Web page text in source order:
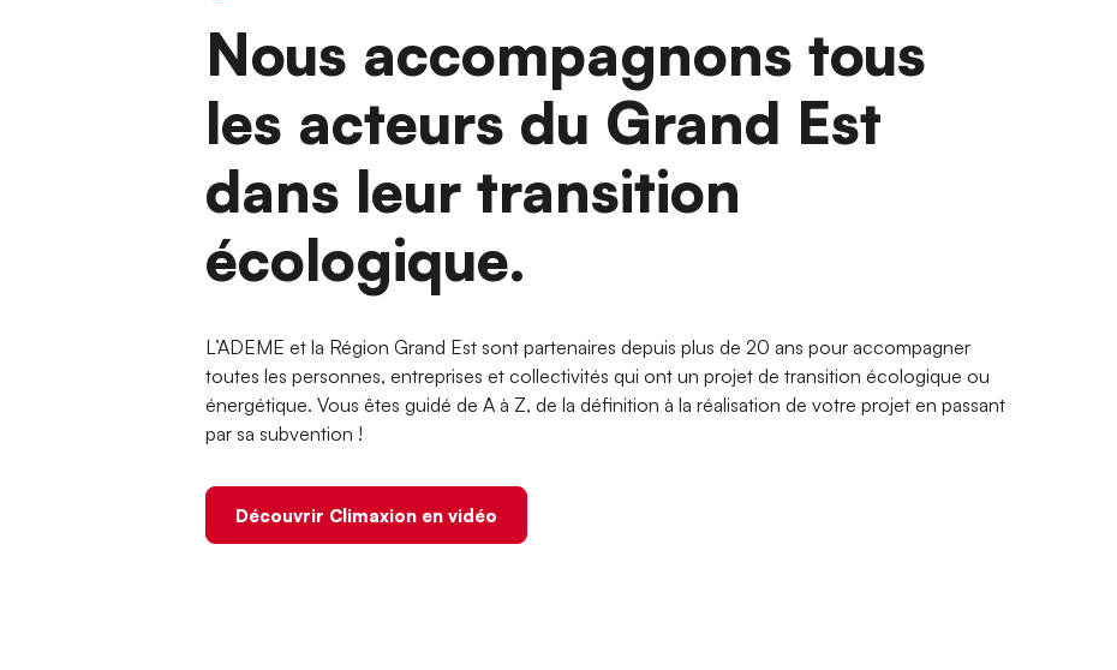
Nous accompagnons tous
les acteurs du Grand Est
dans leur transition
écologique.
L’ADEME et la Région Grand Est sont partenaires depuis plus de 20 ans pour accompagner
toutes les personnes, entreprises et collectivités qui ont un projet de transition écologique ou
énergétique. Vous êtes guidé de A à Z, de la définition à la réalisation de votre projet en passant
par sa subvention !
Découvrir Climaxion en vidéo